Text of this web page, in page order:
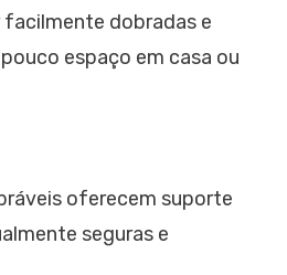
facilmente dobradas e
espaço em casa ou
oferecem suporte
seguras e